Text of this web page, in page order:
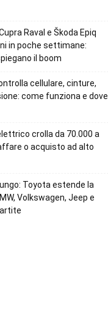
Raval e Škoda Epiq
in poche settimane:
il boom
cellulare, cinture,
come funziona e dove
crolla da 70.000 a
o acquisto ad alto
Toyota estende la
Volkswagen, Jeep e